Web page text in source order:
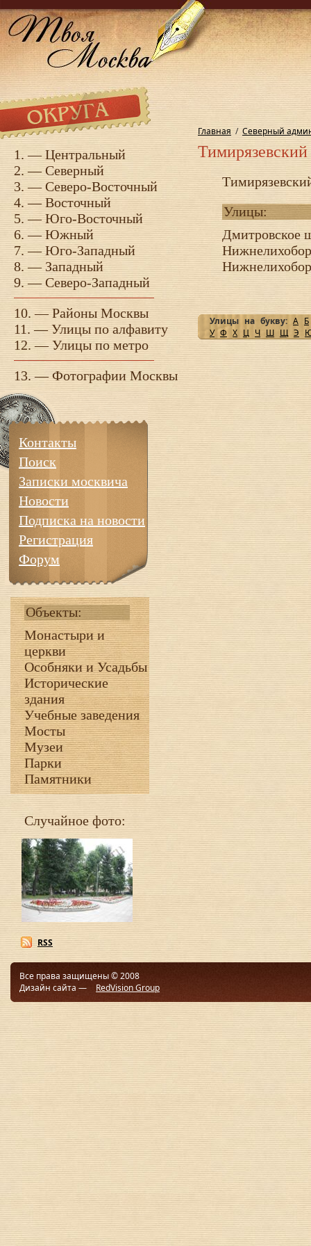
1. —Центральный
2. —Северный
3. —Северо-Восточный
4. —Восточный
5. —Юго-Восточный
6. —Южный
7. —Юго-Западный
8. —Западный
9. —Северо-Западный
10. —Районы Москвы
11. —Улицы по алфавиту
12. —Улицы по метро
13. —Фотографии Москвы
Контакты
Поиск
Записки москвича
Новости
Подписка на новости
Регистрация
Форум
Объекты:
Монастыри и
церкви
Особняки и Усадьбы
Исторические
здания
Учебные заведения
Мосты
Музеи
Парки
Памятники
Случайное фото:
RSS
Главная / Северный
Тимирязевский
Улицы:
Дмитровское
Улицы на букву: А Б
У Ф Х Ц Ч Ш Щ Э
Все права защищены © 2008
Дизайн сайта —
RedVision Group